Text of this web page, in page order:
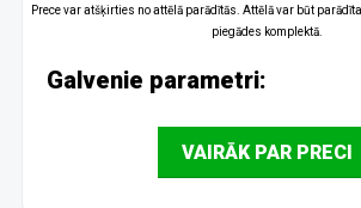
Prece var atšķirties no attēlā parādītās. Attēlā var būt
piegādes komplektā.
Galvenie parametri:
VAIRĀK PAR PRECI